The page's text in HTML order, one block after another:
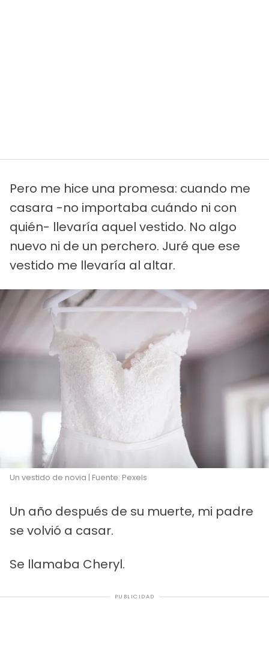
Pero me hice una promesa: cuando me
casara -no importaba cuándo ni con
quién- llevaría aquel vestido. No algo
nuevo ni de un perchero. Juré que ese
vestido me llevaría al altar.
Un vestido de novia | Fuente: Pexels
Un año después de su muerte, mi padre
se volvió a casar.
Se llamaba Cheryl.
PUBLICIDAD